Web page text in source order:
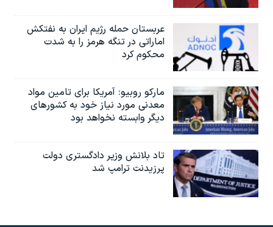
عربستان حمله رژیم ایران به نفتکش
اماراتی در تنگه هرمز را به‌ شدت
محکوم کرد
مارکو روبیو: آمریکا برای تامین مواد
معدنی مورد نیاز خود به کشورهای
دیگر وابسته نخواهد بود
تاد بلانش وزیر دادگستری دولت
پرزیدنت ترامپ شد